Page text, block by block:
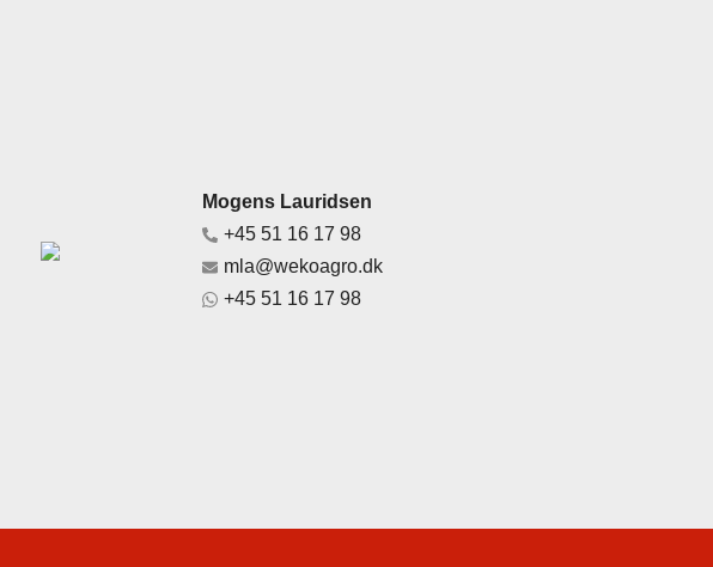
Mogens Lauridsen
+45 51 16 17 98
mla@wekoagro.dk
+45 51 16 17 98